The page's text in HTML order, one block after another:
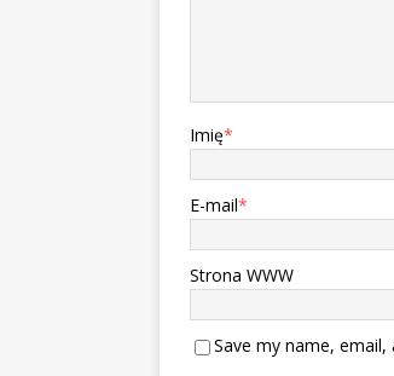
Imię*
E-mail*
Strona WWW
Save my name,